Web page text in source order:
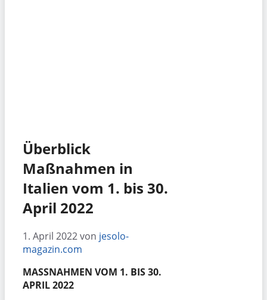
Überblick
Maßnahmen in
Italien vom 1. bis 30.
April 2022
1. April 2022von jesolo-
magazin.com
MASSNAHMEN VOM 1. BIS 30.
APRIL 2022